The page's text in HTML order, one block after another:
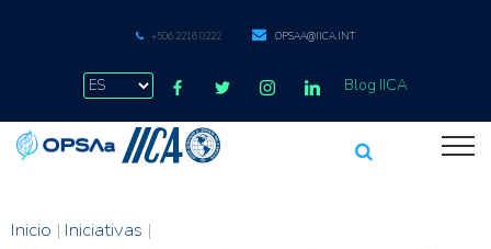
+506 2216 0222 OPSAA@IICA.INT
Blog IICA
Inicio | Iniciativas |